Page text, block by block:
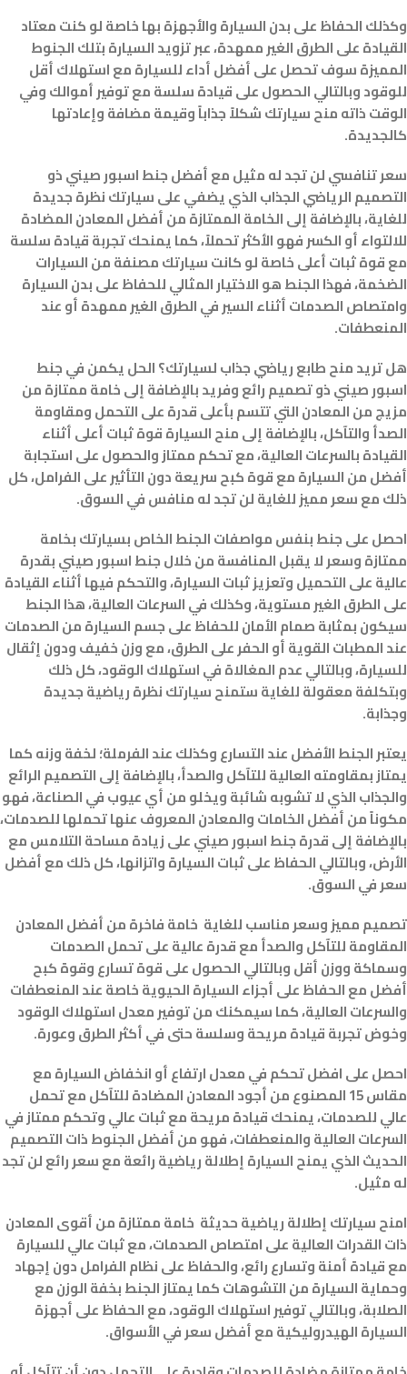
وكذلك الحفاظ على بدن السيارة والأجهزة بها خاصة لو كنت معتاد
القيادة على الطرق الغير ممهدة، عبر تزويد السيارة بتلك الجنوط
المميزة سوف تحصل على أفضل أداء للسيارة مع استهلاك أقل
للوقود وبالتالي الحصول على قيادة سلسة مع توفير أموالك وفي
الوقت ذاته منح سيارتك شكلاً جذاباً وقيمة مضافة وإعادتها
كالجديدة.
سعر تنافسي لن تجد له مثيل مع أفضل جنط اسبور صيني ذو
التصميم الرياضي الجذاب الذي يضفي على سيارتك نظرة جديدة
للغاية، بالإضافة إلى الخامة الممتازة من أفضل المعادن المضادة
للالتواء أو الكسر فهو الأكثر تحملاً، كما يمنحك تجربة قيادة سلسة
مع قوة ثبات أعلى خاصة لو كانت سيارتك مصنفة من السيارات
الضخمة، فهذا الجنط هو الاختيار المثالي للحفاظ على بدن السيارة
وامتصاص الصدمات أثناء السير في الطرق الغير ممهدة أو عند
المنعطفات.
هل تريد منح طابع رياضي جذاب لسيارتك؟ الحل يكمن في جنط
اسبور صيني ذو تصميم رائع وفريد بالإضافة إلى خامة ممتازة من
مزيج من المعادن التي تتسم بأعلى قدرة على التحمل ومقاومة
الصدأ والتآكل، بالإضافة إلى منح السيارة قوة ثبات أعلى أثناء
القيادة بالسرعات العالية، مع تحكم ممتاز والحصول على استجابة
أفضل من السيارة مع قوة كبح سريعة دون التأثير على الفرامل، كل
ذلك مع سعر مميز للغاية لن تجد له منافس في السوق.
احصل على جنط بنفس مواصفات الجنط الخاص بسيارتك بخامة
ممتازة وسعر لا يقبل المنافسة من خلال جنط اسبور صيني بقدرة
عالية على التحميل وتعزيز ثبات السيارة، والتحكم فيها أثناء القيادة
على الطرق الغير مستوية، وكذلك في السرعات العالية، هذا الجنط
سيكون بمثابة صمام الأمان للحفاظ على جسم السيارة من الصدمات
عند المطبات القوية أو الحفر على الطرق، مع وزن خفيف ودون إثقال
للسيارة، وبالتالي عدم المغالاة في استهلاك الوقود، كل ذلك
وبتكلفة معقولة للغاية ستمنح سيارتك نظرة رياضية جديدة
وجذابة.
يعتبر الجنط الأفضل عند التسارع وكذلك عند الفرملة؛ لخفة وزنه كما
يمتاز بمقاومته العالية للتآكل والصدأ، بالإضافة إلى التصميم الرائع
والجذاب الذي لا تشوبه شائبة ويخلو من أي عيوب في الصناعة، فهو
مكوناً من أفضل الخامات والمعادن المعروف عنها تحملها للصدمات،
بالإضافة إلى قدرة جنط اسبور صيني على زيادة مساحة التلامس مع
الأرض، وبالتالي الحفاظ على ثبات السيارة واتزانها، كل ذلك مع أفضل
سعر في السوق.
تصميم مميز وسعر مناسب للغاية خامة فاخرة من أفضل المعادن
المقاومة للتآكل والصدأ مع قدرة عالية على تحمل الصدمات
وسماكة ووزن أقل وبالتالي الحصول على قوة تسارع وقوة كبح
أفضل مع الحفاظ على أجزاء السيارة الحيوية خاصة عند المنعطفات
والسرعات العالية، كما سيمكنك من توفير معدل استهلاك الوقود
وخوض تجربة قيادة مريحة وسلسة حتى في أكثر الطرق وعورة.
احصل على افضل تحكم في معدل ارتفاع أو انخفاض السيارة مع
مقاس 15 المصنوع من أجود المعادن المضادة للتآكل مع تحمل
عالي للصدمات، يمنحك قيادة مريحة مع ثبات عالي وتحكم ممتاز في
السرعات العالية والمنعطفات، فهو من أفضل الجنوط ذات التصميم
الحديث الذي يمنح السيارة إطلالة رياضية رائعة مع سعر رائع لن تجد
له مثيل.
امنح سيارتك إطلالة رياضية حديثة خامة ممتازة من أقوى المعادن
ذات القدرات العالية على امتصاص الصدمات، مع ثبات عالي للسيارة
مع قيادة أمنة وتسارع رائع، والحفاظ على نظام الفرامل دون إجهاد
وحماية السيارة من التشوهات كما يمتاز الجنط بخفة الوزن مع
الصلابة، وبالتالي توفير استهلاك الوقود، مع الحفاظ على أجهزة
السيارة الهيدروليكية مع أفضل سعر في الأسواق.